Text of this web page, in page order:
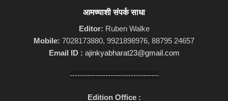
आमच्याशी संपर्क साधा
Editor: Ruben Walke
Mobile: 7028173880, 9921898976, 88795 24657
Email ID : ajinkyabharat23@gmail.com
-----------------------------------
Edition Office :